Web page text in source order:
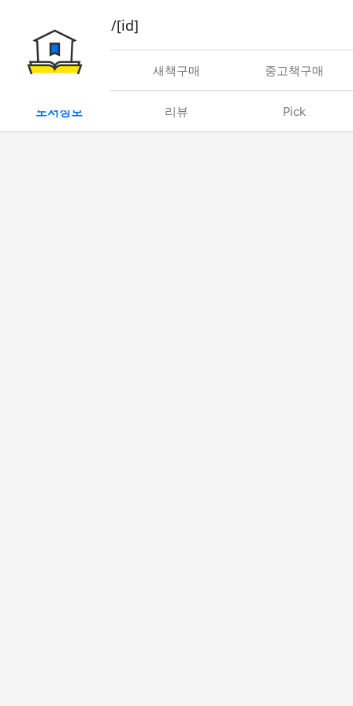
book/rent/[id]
대여 새책구매 중고책구매
도서정보 리뷰 Pick